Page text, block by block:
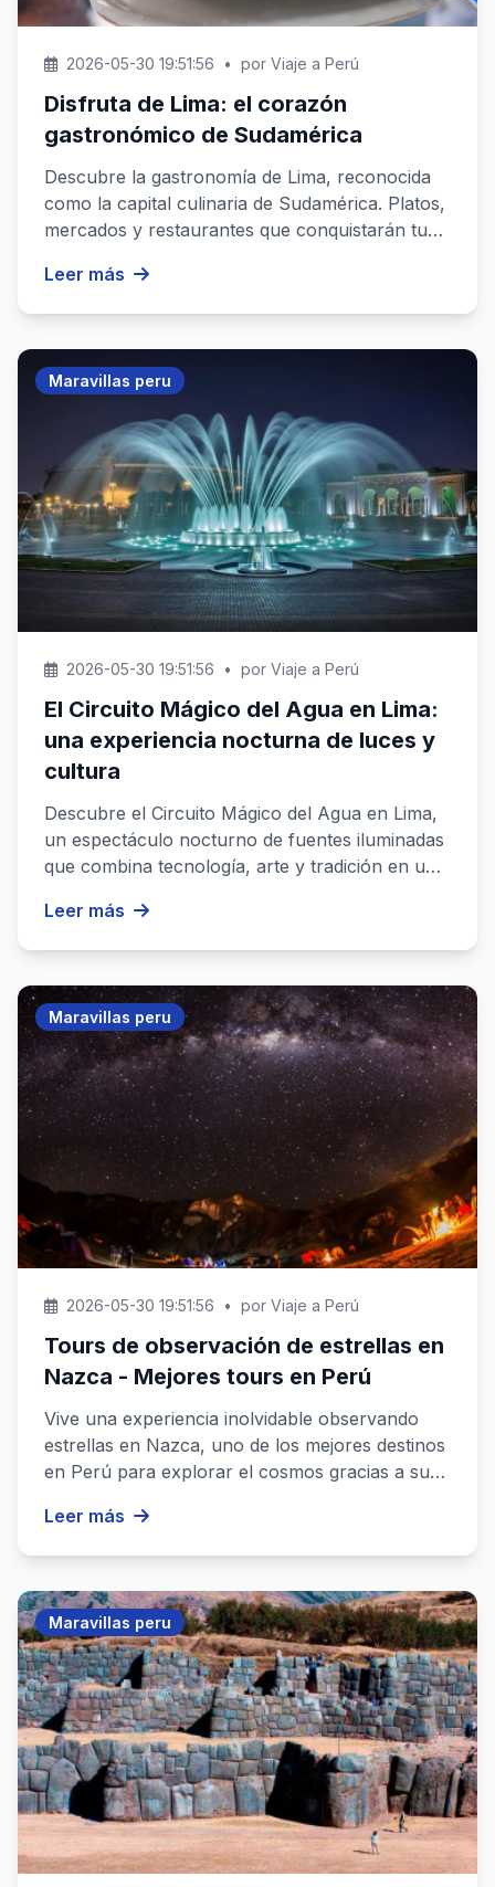
2026-05-30 19:51:56 • por Viaje a Perú
Disfruta de Lima: el corazón
gastronómico de Sudamérica
Descubre la gastronomía de Lima, reconocida
como la capital culinaria de Sudamérica. Platos,
mercados y restaurantes que conquistarán tu
Leer más
Maravillas peru
2026-05-30 19:51:56 • por Viaje a Perú
El Circuito Mágico del Agua en Lima:
una experiencia nocturna de luces y
cultura
Descubre el Circuito Mágico del Agua en Lima,
un espectáculo nocturno de fuentes iluminadas
que combina tecnología, arte y tradición en un
Leer más
Maravillas peru
2026-05-30 19:51:56 • por Viaje a Perú
Tours de observación de estrellas en
Nazca - Mejores tours en Perú
Vive una experiencia inolvidable observando
estrellas en Nazca, uno de los mejores destinos
en Perú para explorar el cosmos gracias a su
Leer más
Maravillas peru